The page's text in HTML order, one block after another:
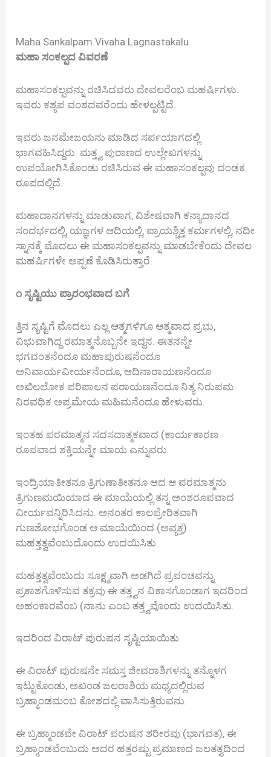
Maha Sankalpam Vivaha Lagnastakalu
ಮಹಾ ಸಂಕಲ್ಪದ ವಿವರಣೆ
ಮಹಾಸಂಕಲ್ಪವನ್ನು ರಚಿಸಿದವರು ದೇವಲರೆಂಬ ಮಹರ್ಷಿಗಳು.
ಇವರು ಕಶ್ಯಪ ವಂಶದವರೆಂದು ಹೇಳಲ್ಪಟ್ಟಿದೆ.
ಇವರು ಜನಮೇಜಯನು ಮಾಡಿದ ಸರ್ಪಯಾಗದಲ್ಲಿ
ಭಾಗವಹಿಸಿದ್ದರು. ಮತ್ತ್ವ ಪುರಾಣದ ಉಲ್ಲೇಖಗಳನ್ನು
ಉಪಯೋಗಿಸಿಕೊಂಡು ರಚಿಸಿರುವ ಈ ಮಹಾಸಂಕಲ್ಪವು ದಂಡಕ
ರೂಪದಲ್ಲಿದೆ.
ಮಹಾದಾನಗಳನ್ನು ಮಾಡುವಾಗ, ವಿಶೇಷವಾಗಿ ಕನ್ಯಾದಾನದ
ಸಂದರ್ಭದಲ್ಲಿ, ಯಜ್ಞಗಳ ಆದಿಯಲ್ಲಿ, ಪ್ರಾಯಶ್ಚಿತ್ತ ಕರ್ಮಗಳಲ್ಲಿ, ನದೀ
ಸ್ನಾನಕ್ಕೆ ಮೊದಲು ಈ ಮಹಾಸಂಕಲ್ಪವನ್ನು ಮಾಡಬೇಕೆಂದು ದೇವಲ
ಮಹರ್ಷಿಗಳೇ ಅಪ್ಪಣೆ ಕೊಡಿಸಿರುತ್ತಾರೆ.
೧ ಸೃಷ್ಟಿಯು ಪ್ರಾರಂಭವಾದ ಬಗೆ
ತ್ತಿನ ಸೃಷ್ಟಿಗೆ ಮೊದಲು ಎಲ್ಲ ಆತ್ಮಗಳಿಗೂ ಆತ್ಮವಾದ ಪ್ರಭು,
ವಿಭುವಾಗಿದ್ದ ರಮಾತ್ಮನೊಬ್ಬನೇ ಇದ್ದನ. ಈತನನ್ನೇ
ಭಗವಂತನೆಂದೂ ಮಹಾಪುರುಷನೆಂದೂ
ಅನಿವಾರ್ಯವೀರ್ಯನೆಂದೂ, ಆದಿನಾರಾಯಣನೆಂದೂ
ಅಖಿಲಲೋಕ ಪರಿಪಾಲನ ಪರಾಯಣನೆಂದೂ ನಿತ್ಯ ನಿರುಪಮ
ನಿರವಧಿಕ ಅಪ್ರಮೇಯ ಮಹಿಮನೆಂದೂ ಹೇಳುವರು.
ಇಂತಹ ಪರಮಾತ್ಮನ ಸದಸದಾತ್ಮಕವಾದ (ಕಾರ್ಯಕಾರಣ
ರೂಪವಾದ ಶಕ್ತಿಯನ್ನೇ ಮಾಯ ಎನ್ನುವರು.
ಇಂದ್ರಿಯಾತೀತನೂ ತ್ರಿಗುಣಾತೀತನೂ ಆದ ಆ ಪರಮಾತ್ಮನು
ತ್ರಿಗುಣಮಯಿಯಾದ ಈ ಮಾಯೆಯಲ್ಲಿ ತನ್ನ ಅಂಶರೂಪವಾದ
ವೀರ್ಯವನ್ನಿರಿಸಿದನು. ಅನಂತರ ಕಾಲಪ್ರೇರಿತವಾಗಿ
ಗುಣಶೋಭಗೊಂಡ ಆ ಮಾಯೆಯಿಂದ (ಅವ್ಯಕ್ತ)
ಮಹತ್ತತ್ವವೆಂಬುದೊಂದು ಉದಯಿಸಿತು.
ಮಹತ್ತತ್ವವೆಂಬುದು ಸೂಕ್ಷ್ಮವಾಗಿ ಅಡಗಿದೆ ಪ್ರಪಂಚವನ್ನು
ಪ್ರಕಾಶಗೊಳಿಸುವ ತಕ್ರವು ಈ ತತ್ತ್ವನ ವಿಕಾಸಗೊಂಡಾಗ ಇದರಿಂದ
ಅಹಂಕಾರವೆಂಬ (ನಾನು ಎಂಬ ತತ್ತ್ವವೊಂದು ಉದಯಿಸಿತು.
ಇದರಿಂದ ವಿರಾಟ್‌ ಪುರುಷನ ಸೃಷ್ಟಿಯಾಯಿತು.
ಈ ವಿರಾಟ್ ಪುರುಷನೇ ಸಮಸ್ತ ಜೀವರಾಶಿಗಳನ್ನು ತನ್ನೊಳಗ
ಇಟ್ಟುಕೊಂಡು, ಅಖಂಡ ಜಲರಾಶಿಯ ಮಧ್ಯದಲ್ಲಿರುವ
ಬ್ರಹ್ಮಾಂಡಮಂಬ ಕೋಶದಲ್ಲಿ ವಾಸಿಸುತ್ತಿರುವನು.
ಈ ಬ್ರಹ್ಮಾಂಡವೇ ವಿರಾಟ್ ಪರುಷನ ಶರೀರವು (ಭಾಗವತ), ಈ
ಬ್ರಹ್ಮಾಂಡವೆಂಬುದು ಅದರ ಹತ್ತರಷ್ಟು ಪ್ರಮಾಣದ ಜಲತತ್ವದಿಂದ